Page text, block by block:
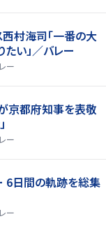
村海司「一番の大
い」／バレー
ー
京都府知事を表敬
ー
6日間の軌跡を総集
ー